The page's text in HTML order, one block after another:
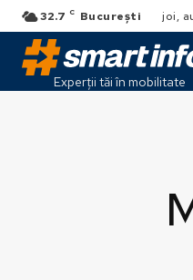
32.7 C București joi,
Experții tăi în mobilitate